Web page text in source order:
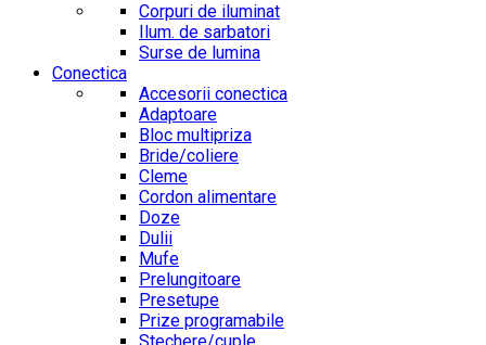
Corpuri de iluminat
Ilum. de sarbatori
Surse de lumina
Conectica
Accesorii conectica
Adaptoare
Bloc multipriza
Bride/coliere
Cleme
Cordon alimentare
Doze
Dulii
Mufe
Prelungitoare
Presetupe
Prize programabile